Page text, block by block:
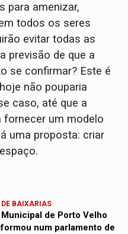
para amenizar,
todos os seres
evitar todas as
previsão de que a
se confirmar? Este é
não pouparia
caso, até que a
fornecer um modelo
uma proposta: criar
BAIXARIAS
Municipal de Porto Velho
num parlamento de